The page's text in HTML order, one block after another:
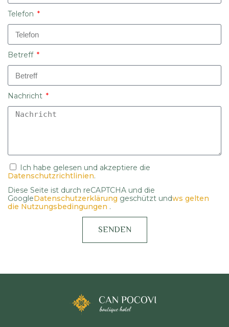
Telefon
Betreff
Nachricht
Ich habe gelesen und akzeptiere die
Datenschutzrichtlinien.
Diese Seite ist durch reCAPTCHA und die
GoogleDatenschutzerklärung geschützt undws gelten
die Nutzungsbedingungen .
SENDEN